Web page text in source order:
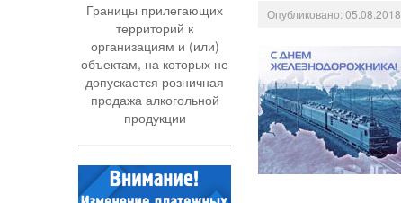
Границы прилегающих
территорий к
организациям и (или)
объектам, на которых не
допускается розничная
продажа алкогольной
продукции
Опубликовано: